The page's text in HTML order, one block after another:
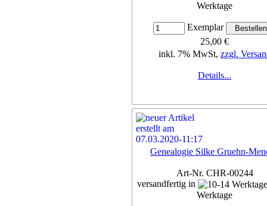
Werktage
Exemplar
25,00 €
inkl. 7% MwSt, zzgl.
Details...
Genealogie Silke Gruehn-
Art-Nr. CHR-00244
versandfertig in
Werktage